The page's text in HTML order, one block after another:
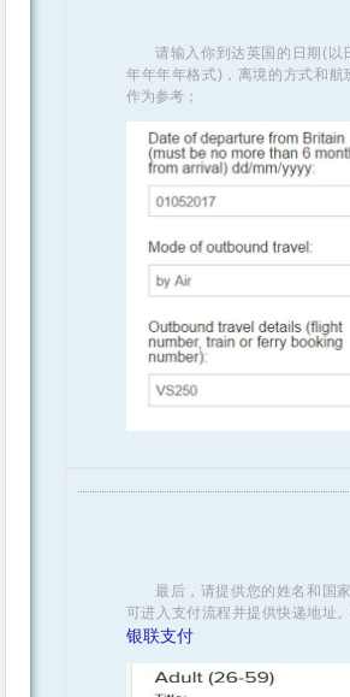
请输入你到达英国的日期(以
年年年年格式)，离境的方式和航
作为参考；
最后，请提供您的姓名和国
可进入支付流程并提供快递地址
银联支付